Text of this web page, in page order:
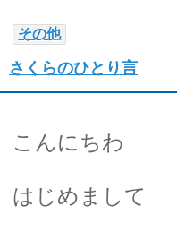
その他
さくらのひとり言
こんにちわ
はじめまして